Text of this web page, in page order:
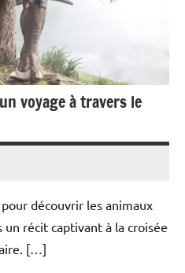
voyage à travers le
découvrir les animaux
un récit captivant à la croisée
[…]